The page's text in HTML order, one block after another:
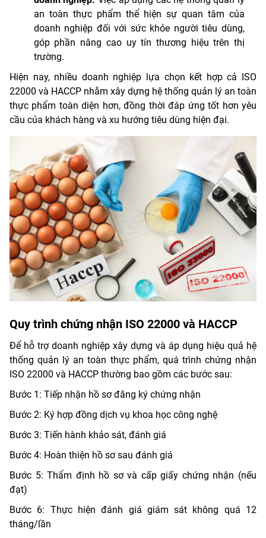
an toàn thực phẩm thể hiện sự quan tâm của
doanh nghiệp đối với sức khỏe người tiêu dùng,
góp phần nâng cao uy tín thương hiệu trên thị
trường.
Hiện nay, nhiều doanh nghiệp lựa chọn kết hợp cả ISO
22000 và HACCP nhằm xây dựng hệ thống quản lý an toàn
thực phẩm toàn diện hơn, đồng thời đáp ứng tốt hơn yêu
cầu của khách hàng và xu hướng tiêu dùng hiện đại.
Quy trình chứng nhận ISO 22000 và HACCP
Để hỗ trợ doanh nghiệp xây dựng và áp dụng hiệu quả hệ
thống quản lý an toàn thực phẩm, quá trình chứng nhận
ISO 22000 và HACCP thường bao gồm các bước sau:
Bước 1: Tiếp nhận hồ sơ đăng ký chứng nhận
Bước 2: Ký hợp đồng dịch vụ khoa học công nghệ
Bước 3: Tiến hành khảo sát, đánh giá
Bước 4: Hoàn thiện hồ sơ sau đánh giá
Bước 5: Thẩm định hồ sơ và cấp giấy chứng nhận (nếu
đạt)
Bước 6: Thực hiện đánh giá giám sát không quá 12
tháng/lần